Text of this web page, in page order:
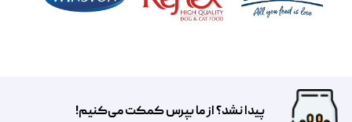
پیدا نشد؟ از ما بپرس کمکت می‌کنیم!